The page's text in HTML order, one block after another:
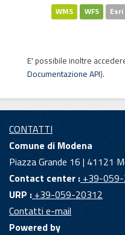
WMS WFS
E' possibile inoltre
Documentazione API).
CONTATTI
Comune di Modena
Piazza Grande 16 | 41121
Contact center : +39-
URP : +39-059-20312
Contatti e-mail
Powered by